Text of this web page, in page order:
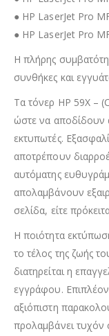
● HP LaserJet Pro
● HP LaserJet Pro
Η πλήρης
συνθήκες και
Τα τόνερ HP 59X –
ώστε να
εκτυπωτές.
αποτρέπουν
αυτόματης
απολαμβάνουν
σελίδα, είτε
Η ποιότητα
το τέλος της ζωής
διατηρείται η
εγγράφου.
αξιόπιστη
προλαμβάνει